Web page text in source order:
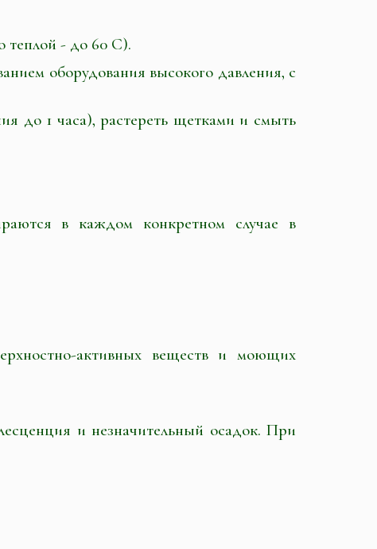
теплой - до 60 С).
оборудования высокого давления, с
до 1 часа), растереть щетками и смыть
в каждом конкретном случае в
активных веществ и моющих
и незначительный осадок. При